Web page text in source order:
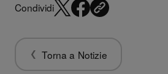
Condividi
Torna a Notizie